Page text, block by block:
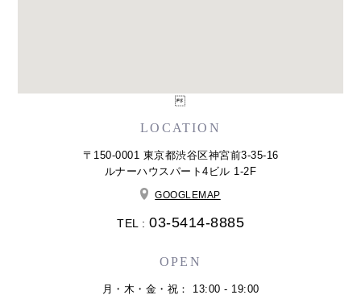
LOCATION
〒150-0001 東京都渋谷区神宮前3-35-16
ルナーハウスパート4ビル 1-2F
GOOGLEMAP
TEL : 03-5414-8885
OPEN
月・木・金・祝： 13:00 - 19:00